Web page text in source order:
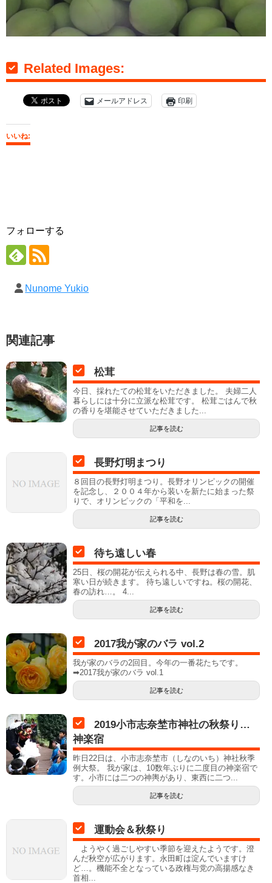
Related Images:
メールアドレス 印刷
いいね:
フォローする
Nunome Yukio
関連記事
松茸
今日、採れたての松茸をいただきました。 夫婦二人
暮らしには十分に立派な松茸です。 松茸ごはんで秋
の香りを堪能させていただきました...
記事を読む
長野灯明まつり
８回目の長野灯明まつり。長野オリンピックの開催
を記念し、２００４年から装いを新たに始まった祭
りで、オリンピックの「平和を...
記事を読む
待ち遠しい春
25日、桜の開花が伝えられる中、長野は春の雪。肌
寒い日が続きます。 待ち遠しいですね。桜の開花、
春の訪れ…。 4...
記事を読む
2017我が家のバラ vol.2
我が家のバラの2回目。今年の一番花たちです。
➡2017我が家のバラ vol.1
記事を読む
2019小市志奈埜市神社の秋祭り…
神楽宿
昨日22日は、小市志奈埜市（しなのいち）神社秋季
例大祭。 我が家は、10数年ぶりに二度目の神楽宿で
す。小市には二つの神輿があり、東西に二つ...
記事を読む
運動会＆秋祭り
ようやく過ごしやすい季節を迎えたようです。澄
んだ秋空が広がります。永田町は淀んでいますけ
ど…。機能不全となっている政権与党の高揚感なき
首相...